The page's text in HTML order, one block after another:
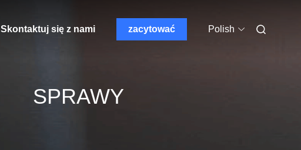
Skontaktuj się z nami zacytować Polish
SPRAWY